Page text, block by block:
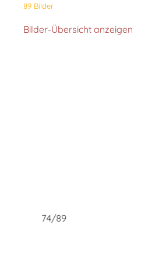
89 Bilder
Bilder-Übersicht anzeigen
74/89